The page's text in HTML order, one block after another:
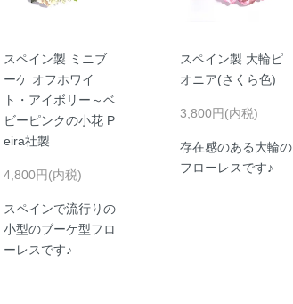
スペイン製 ミニブ
ーケ オフホワイ
ト・アイボリー～ベ
ビーピンクの小花 P
eira社製
4,800円(内税)
スペインで流行りの
小型のブーケ型フロ
ーレスです♪
スペイン製 大輪ピ
オニア(さくら色)
3,800円(内税)
存在感のある大輪の
フローレスです♪